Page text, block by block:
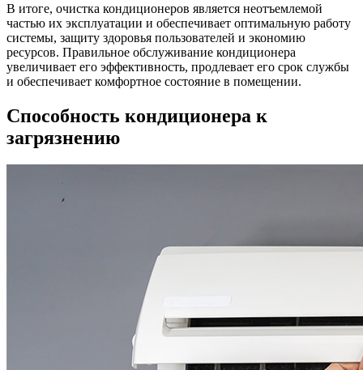
В итоге, очистка кондиционеров является неотъемлемой
частью их эксплуатации и обеспечивает оптимальную работу
системы, защиту здоровья пользователей и экономию
ресурсов. Правильное обслуживание кондиционера
увеличивает его эффективность, продлевает его срок службы
и обеспечивает комфортное состояние в помещении.
Способность кондиционера к
загрязнению